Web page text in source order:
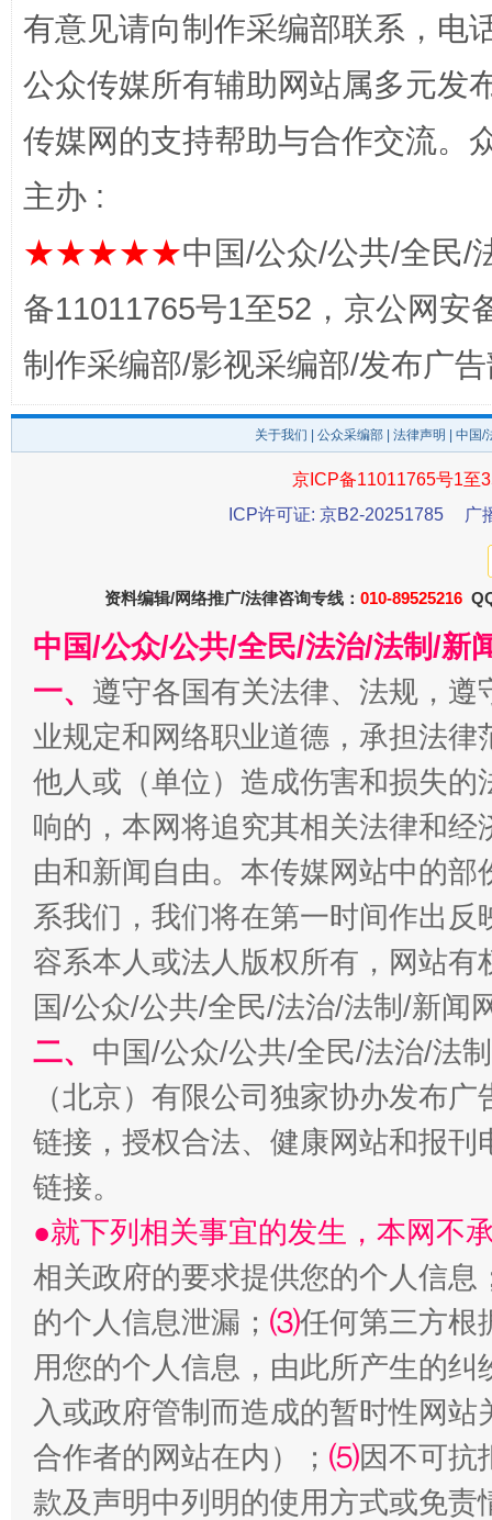
完善运行机制助力责任有效落实 一纸欠
东山县通报“牛蛙产品抗生素超标问题” 法
揭开“小金库”的免责幌子
有意见请向制作采编部联系，电
公众传媒所有辅助网站属多元发
传媒网的支持帮助与合作交流。
主办 :
★★★★★中国/公众/公共/全民/
备11011765号1至52，京公网安
制作采编部/影视采编部/发布广
关于我们 公众采编部 法律声明 | 中国
京ICP备11011765号1至
ICP许可证: 京B2-20251785
广
资料编辑/网络推广/法律咨询专线： 010-89525216
中国/公众/公共/全民/法治/法制/新
一、 遵守各国有关法律、法规，
业规定和网络职业道德，承担法
他人或（单位）造成伤害和损失
响的，本网将追究其相关法律和
由和新闻自由。本传媒网站中的
系我们，我们将在第一时间作出
容系本人或法人版权所有，网站
国/公众/公共/全民/法治/法制/新闻
二、 中国/公众/公共/全民/法治/法
（北京）有限公司独家协办发布
链接，授权合法、健康网站和报
链接。
●就下列相关事宜的发生，本网不
相关政府的要求提供您的个人信息
的个人信息泄漏； ⑶任何第三方根
用您的个人信息，由此所产生的纠
入或政府管制而造成的暂时性网
合作者的网站在内）； ⑸因不可抗
款及声明中列明的使用方式或免责